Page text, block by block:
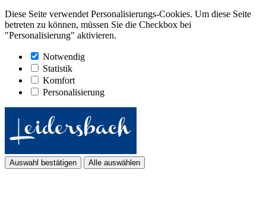
Diese Seite verwendet Personalisierungs-Cookies. Um diese Seite
betreten zu können, müssen Sie die Checkbox bei
"Personalisierung" aktivieren.
Notwendig
Statistik
Komfort
Personalisierung
Auswahl bestätigen Alle auswählen